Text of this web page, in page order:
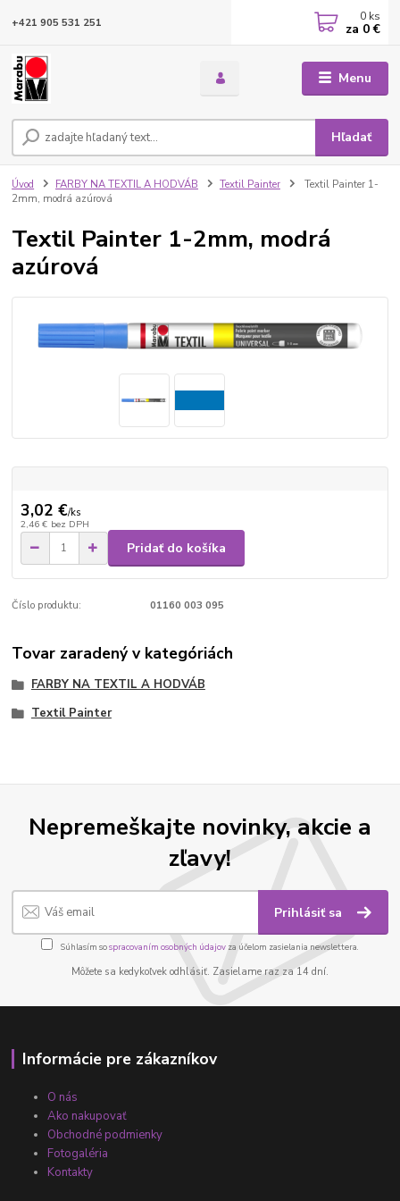
Menu
Hľadať
+421 905 531 251 0 ks
za 0 €
Úvod FARBY NA TEXTIL A HODVÁB Textil Painter
Textil Painter 1-
2mm, modrá azúrová
Textil Painter 1-2mm, modrá
azúrová
3,02 €/ks
2,46 € bez DPH
Pridať do košíka
Číslo produktu: 01160 003 095
Tovar zaradený v kategóriách
FARBY NA TEXTIL A HODVÁB
Textil Painter
Nepremeškajte novinky, akcie a
zľavy!
Prihlásiť sa
Súhlasím sospracovaním osobných údajov za účelom zasielania newslettera.
Môžete sa kedykoľvek odhlásiť. Zasielame raz za 14 dní.
Informácie pre zákazníkov
O nás
Ako nakupovať
Obchodné podmienky
Fotogaléria
Kontakty